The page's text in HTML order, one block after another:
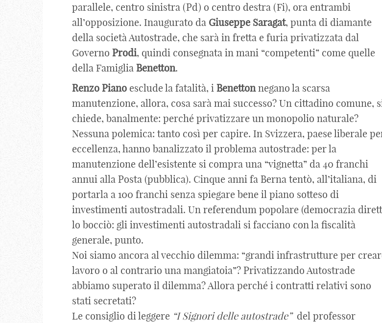
parallele, centro sinistra (Pd) o centro destra (Fi), ora entrambi
all’opposizione. Inaugurato da Giuseppe Saragat, punta di diamante
della società Autostrade, che sarà in fretta e furia privatizzata dal
Governo Prodi, quindi consegnata in mani “competenti” come quelle
della Famiglia Benetton.
Renzo Piano esclude la fatalità, i Benettonnegano la scarsa
manutenzione, allora, cosa sarà mai successo? Un cittadino comune,
chiede, banalmente: perché privatizzare un monopolio naturale?
Nessuna polemica: tanto così per capire. In Svizzera, paese liberale
eccellenza, hanno banalizzato il problema autostrade: per la
manutenzione dell’esistente si compra una “vignetta” da 40 franchi
annui alla Posta (pubblica). Cinque anni fa Berna tentò, all’italiana, di
portarla a 100 franchi senza spiegare bene il piano sotteso di
investimenti autostradali. Un referendum popolare (democrazia
lo bocciò: gli investimenti autostradali si facciano con la fiscalità
generale, punto.
Noi siamo ancora al vecchio dilemma: “grandi infrastrutture per
lavoro o al contrario una mangiatoia”? Privatizzando Autostrade
abbiamo superato il dilemma? Allora perché i contratti relativi sono
stati secretati?
Le consiglio di leggere “I Signori delle autostrade”del professor